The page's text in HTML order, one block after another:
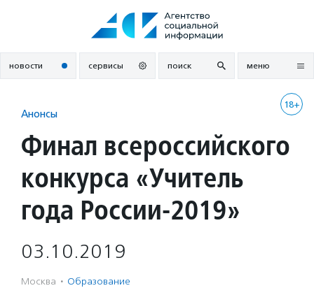
новости сервисы поиск меню
18+
Анонсы
Финал всероссийского
конкурса «Учитель
года России-2019»
03.10.2019
Москва · Образование